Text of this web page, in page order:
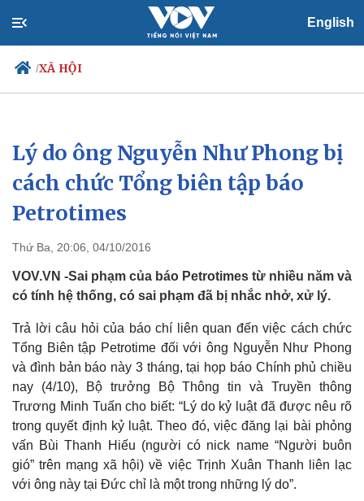
English
/XÃ HỘI
Chính trị
Đảng
Tổ chức nhân sự
Quốc hội
Xã hội
Tin 24h
Dự báo thời tiết
Lý do ông Nguyễn Như Phong bị
cách chức Tổng biên tập báo
Petrotimes
Thứ Ba, 20:06, 04/10/2016
VOV.VN -Sai phạm của báo Petrotimes từ nhiều năm và
có tính hệ thống, có sai phạm đã bị nhắc nhở, xử lý.
Trả lời câu hỏi của báo chí liên quan đến việc cách chức
Tổng Biên tập Petrotime đối với ông Nguyễn Như Phong
và đình bản báo này 3 tháng, tại họp báo Chính phủ chiều
nay (4/10), Bộ trưởng Bộ Thông tin và Truyền thông
Trương Minh Tuấn cho biết: “Lý do kỷ luật đã được nêu rõ
trong quyết định kỷ luật. Theo đó, việc đăng lại bài phỏng
vấn Bùi Thanh Hiếu (người có nick name “Người buôn
gió” trên mạng xã hội) về việc Trịnh Xuân Thanh liên lạc
với ông này tại Đức chỉ là một trong những lý do”.